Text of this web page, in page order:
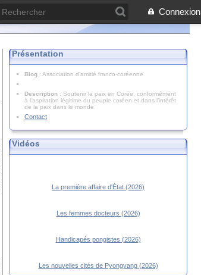
Connexion
Présentation
Blog : Association d'amitié franco-coréenne
Description : Soutenir la paix en Corée, conformément
à l'aspiration légitime du peuple coréen et dans l’intérêt
de la paix dans le monde
Contact
Vidéos
La première affaire d'État (2026)
Les femmes docteurs (2026)
Handicapés pongistes (2026)
Les nouvelles cités de Pyongyang (2026)